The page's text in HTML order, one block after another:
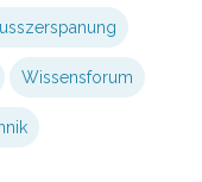
Wissensforum